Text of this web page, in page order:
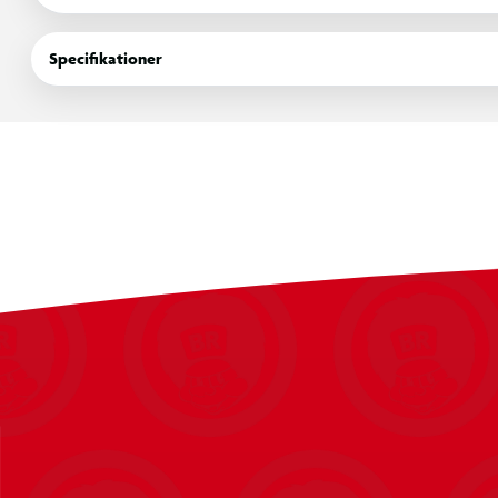
- Stor størrelse: 50 cm
- Superblødt stof: Premium plysmateriale
- Bedårende design: Skinnende horn, hænder og fødder for en
Specifikationer